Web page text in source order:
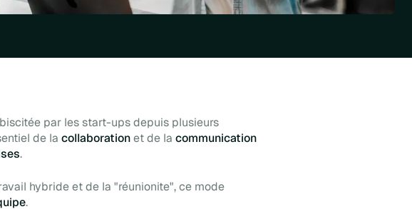
par lesstart-upsdepuis plusieurs
de la collaborationet de la communication
.
hybride et de la "réunionite", ce mode
.